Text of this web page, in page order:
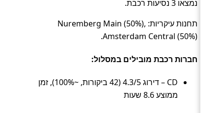
נמצאו 3 נסיעות רכבת.
תחנות עיקריות: Nuremberg Main (50%),
Amsterdam Central (50%).
חברות רכבת מובילים במסלול:
CD – דירוג 4.3/5 (42 ביקורות, ~100%), זמן
ממוצע 8.6 שעות